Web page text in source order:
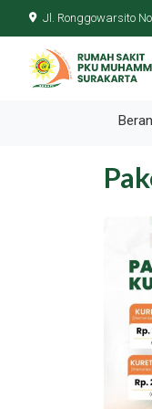
Jl. Ronggowarsito